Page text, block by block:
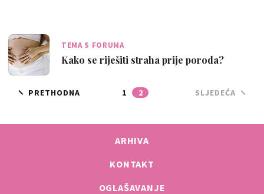
TEMA S FORUMA
Kako se riješiti straha prije poroda?
PRETHODNA 1 2 SLJEDEĆA
ARHIVA
KONTAKT
OGLAŠAVANJE